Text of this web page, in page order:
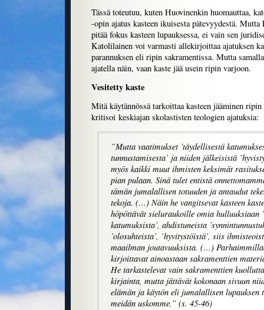
Tässä toteutuu, kuten Huovinenkin huomauttaa,
-opin ajatus kasteen ikuisesta pätevyydestä.
pitää fokus kasteen lupauksessa, ei vain sen
Katolilainen voi varmasti allekirjoittaa ajatuksen
parannuksen eli ripin sakramentissa. Mutta
ajatella näin, vaan kaste jää usein ripin varjoon.
Vesitetty kaste
Mitä käytännössä tarkoittaa kasteen jääminen
kritisoi keskiajan skolastisten teologien ajatuksia:
”Mutta vaatimukset ’täydellisestä
tunnustamisesta’ ja niiden jälkeisistä
myös kaikki muut ihmisten keksimät
pian pulaan. Sinä tulet entistä
tämän jumalallisen totuuden ja antaudut
tekoja. (…) Näin he vangitsevat kasteen
höpöttävät sieluraukoille omia hulluuksiaan
katumuksista’, ahdistuneista
’olosuhteista’, ’hyvitystöistä’, siis
maailman joutavuuksista. (…)
kirjoittavat ainoastaan sakramenttien
He tarkastelevat vain sakramenttien
kirjainta, mutta jättävät kokonaan sivuun
elämän ja käytön eli jumalallisen lupauksen
meidän uskomme.” (s. 45-46)